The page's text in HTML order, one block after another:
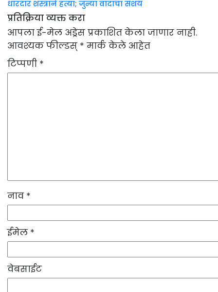
धारदार शस्त्राने हत्या; जुन्या वादाचा संशय
प्रतिक्रिया व्यक्त करा
आपला ई-मेल अड्रेस प्रकाशित केला जाणार नाही.
आवश्यक फील्डस् * मार्क केले आहेत
टिप्पणी *
नाव *
ईमेल *
वेबसाईट